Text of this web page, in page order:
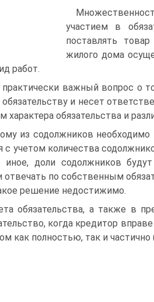
участием в
поставлять
жилого дома
работ.
практически важный вопрос о
и несет
характера обязательства и
из содолжников необходимо
с учетом количества
иное, доли содолжников
по собственным
решение недостижимо.
обязательства, а также в
когда кредитор
как полностью, так и частично